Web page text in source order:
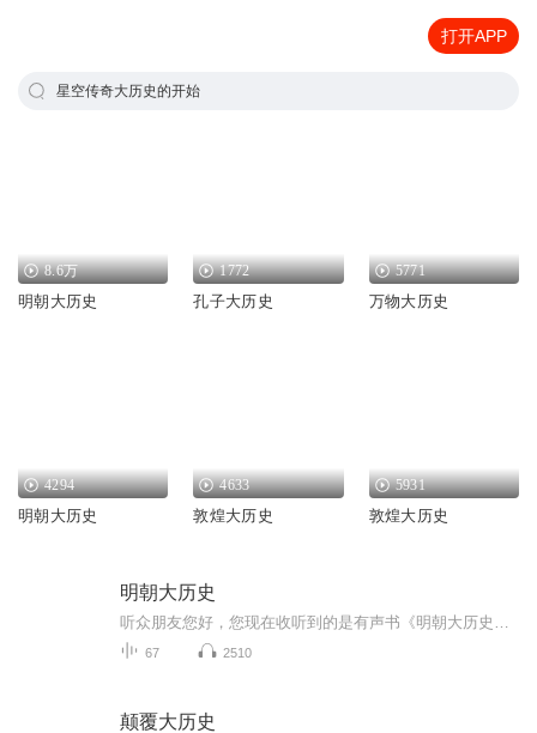
打开APP
星空传奇大历史的开始
8.6万
明朝大历史
1772
孔子大历史
5771
万物大历史
4294
明朝大历史
4633
敦煌大历史
5931
敦煌大历史
明朝大历史
67 2510
颠覆大历史